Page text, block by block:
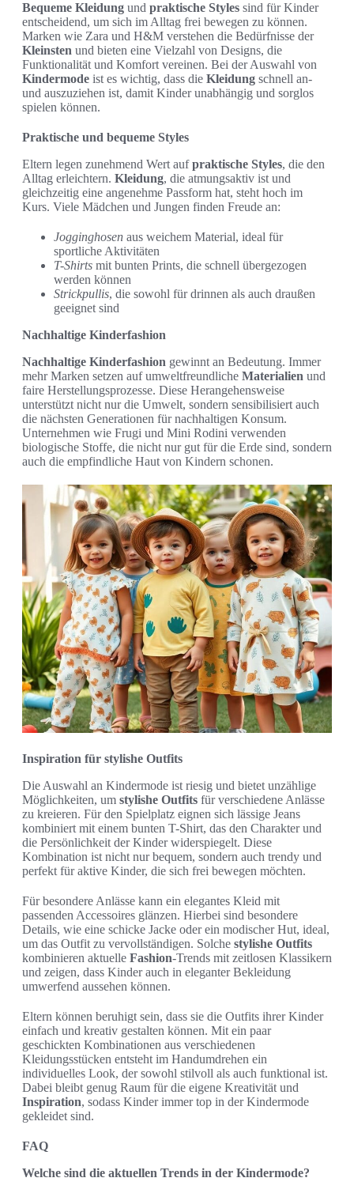
Bequeme Kleidung und praktische Styles sind für Kinder
entscheidend, um sich im Alltag frei bewegen zu können.
Marken wie Zara und H&M verstehen die Bedürfnisse der
Kleinsten und bieten eine Vielzahl von Designs, die
Funktionalität und Komfort vereinen. Bei der Auswahl von
Kindermode ist es wichtig, dass die Kleidung schnell an-
und auszuziehen ist, damit Kinder unabhängig und sorglos
spielen können.
Praktische und bequeme Styles
Eltern legen zunehmend Wert aufpraktische Styles, die den
Alltag erleichtern. Kleidung, die atmungsaktiv ist und
gleichzeitig eine angenehme Passform hat, steht hoch im
Kurs. Viele Mädchen und Jungen finden Freude an:
Jogginghosen aus weichem Material, ideal für
sportliche Aktivitäten
T-Shirts mit bunten Prints, die schnell übergezogen
werden können
Strickpullis, die sowohl für drinnen als auch draußen
geeignet sind
Nachhaltige Kinderfashion
Nachhaltige Kinderfashion gewinnt an Bedeutung. Immer
mehr Marken setzen auf umweltfreundliche Materialien und
faire Herstellungsprozesse. Diese Herangehensweise
unterstützt nicht nur die Umwelt, sondern sensibilisiert auch
die nächsten Generationen für nachhaltigen Konsum.
Unternehmen wie Frugi und Mini Rodini verwenden
biologische Stoffe, die nicht nur gut für die Erde sind, sondern
auch die empfindliche Haut von Kindern schonen.
Inspiration für stylishe Outfits
Die Auswahl an Kindermode ist riesig und bietet unzählige
Möglichkeiten, um stylishe Outfits für verschiedene Anlässe
zu kreieren. Für den Spielplatz eignen sich lässige Jeans
kombiniert mit einem bunten T-Shirt, das den Charakter und
die Persönlichkeit der Kinder widerspiegelt. Diese
Kombination ist nicht nur bequem, sondern auch trendy und
perfekt für aktive Kinder, die sich frei bewegen möchten.
Für besondere Anlässe kann ein elegantes Kleid mit
passenden Accessoires glänzen. Hierbei sind besondere
Details, wie eine schicke Jacke oder ein modischer Hut, ideal,
um das Outfit zu vervollständigen. Solche stylishe Outfits
kombinieren aktuelle Fashion-Trends mit zeitlosen Klassikern
und zeigen, dass Kinder auch in eleganter Bekleidung
umwerfend aussehen können.
Eltern können beruhigt sein, dass sie die Outfits ihrer Kinder
einfach und kreativ gestalten können. Mit ein paar
geschickten Kombinationen aus verschiedenen
Kleidungsstücken entsteht im Handumdrehen ein
individuelles Look, der sowohl stilvoll als auch funktional ist.
Dabei bleibt genug Raum für die eigene Kreativität und
Inspiration, sodass Kinder immer top in der Kindermode
gekleidet sind.
FAQ
Welche sind die aktuellen Trends in der Kindermode?